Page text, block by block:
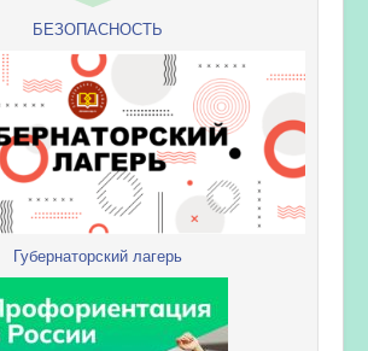
БЕЗОПАСНОСТЬ
Губернаторский лагерь